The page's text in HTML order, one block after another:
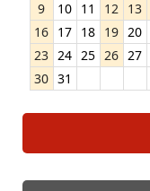
9
10 11 12 13
16 17 18 19 20
23 24 25 26 27
30 31